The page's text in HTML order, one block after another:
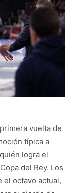
vuelta de
típica a
logra el
del Rey. Los
el octavo actual,